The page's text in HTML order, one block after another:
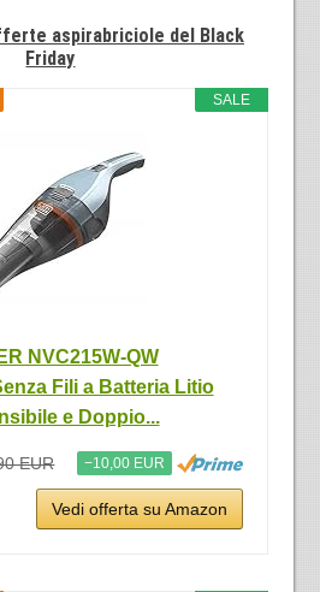
aspirabriciole del Black
Friday
SALE
NVC215W-QW
Fili a Batteria Litio
e Doppio...
EUR −10,00 EUR
Vedi offerta su Amazon